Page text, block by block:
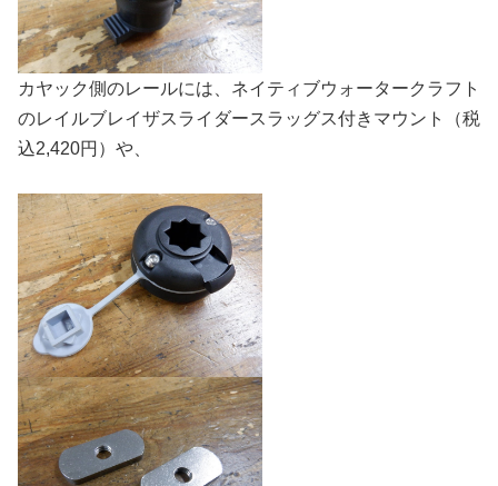
カヤック側のレールには、ネイティブウォータークラフト
のレイルブレイザスライダースラッグス付きマウント（税
込2,420円）や、